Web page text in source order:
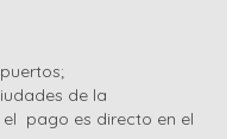
de la
pago es directo en el